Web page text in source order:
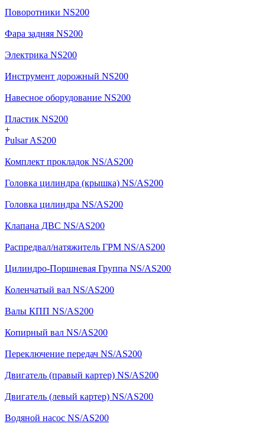
Поворотники NS200
Фара задняя NS200
Электрика NS200
Инструмент дорожный NS200
Навесное оборудование NS200
Пластик NS200
+
Pulsar AS200
Комплект прокладок NS/AS200
Головка цилиндра (крышка) NS/AS200
Головка цилиндра NS/AS200
Клапана ДВС NS/AS200
Распредвал/натяжитель ГРМ NS/AS200
Цилиндро-Поршневая Группа NS/AS200
Коленчатый вал NS/AS200
Валы КПП NS/AS200
Копирный вал NS/AS200
Переключение передач NS/AS200
Двигатель (правый картер) NS/AS200
Двигатель (левый картер) NS/AS200
Водяной насос NS/AS200